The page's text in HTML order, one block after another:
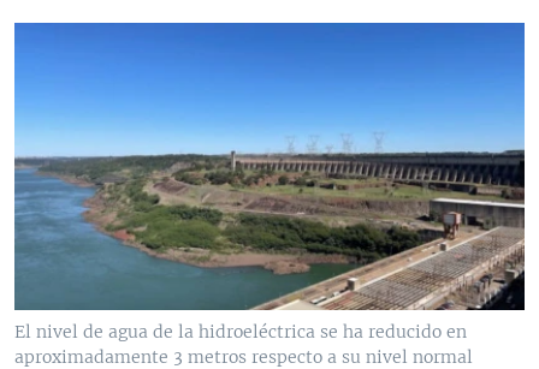
El nivel de agua de la hidroeléctrica se ha reducido en
aproximadamente 3 metros respecto a su nivel normal